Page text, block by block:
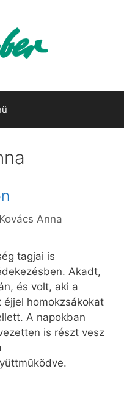
Anna
tagjai is
Akadt,
és volt, aki a
éjjel homokzsákokat
A napokban
is részt vesz